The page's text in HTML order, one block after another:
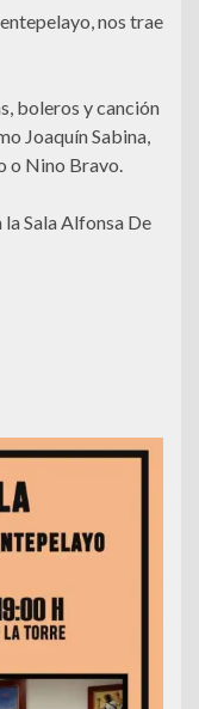
nos trae
boleros y canción
Joaquín Sabina,
o Nino Bravo.
la Sala Alfonsa De